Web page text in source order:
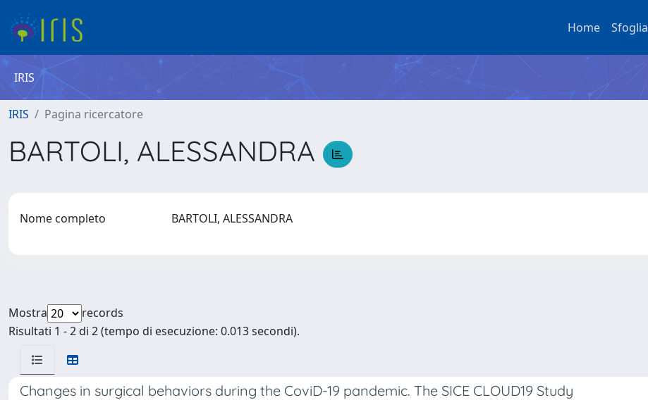
Home Sfoglia
IRIS
IRIS Pagina ricercatore
BARTOLI, ALESSANDRA
Nome completo BARTOLI, ALESSANDRA
Mostra
records
Risultati 1 - 2 di 2 (tempo di esecuzione: 0.013 secondi).
Changes in surgical behaviors during the CoviD-19 pandemic. The SICE CLOUD19 Study